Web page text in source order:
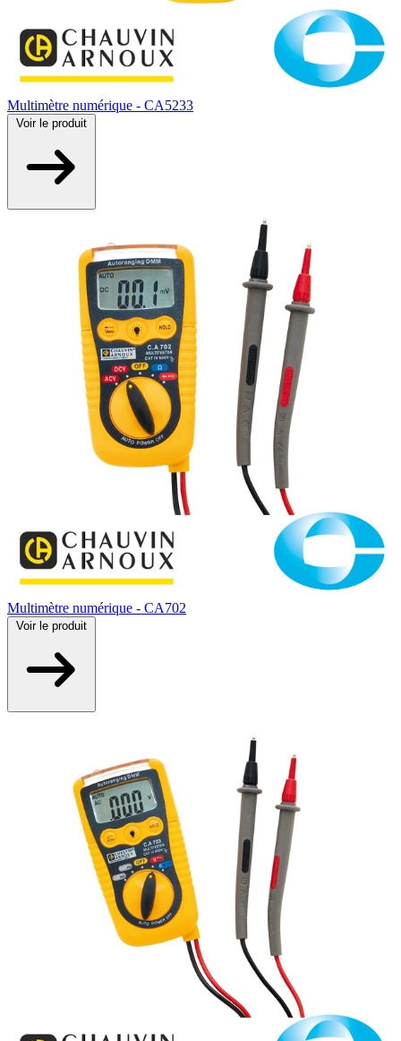
Multimètre numérique - CA5233
Voir le produit
Multimètre numérique - CA702
Voir le produit